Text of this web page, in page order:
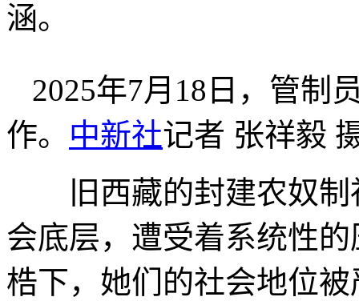
涵。
2025年7月18日，管制
作。 中新社记者 张祥毅
旧西藏的封建农奴制
会底层，遭受着系统性
梏下，她们的社会地位